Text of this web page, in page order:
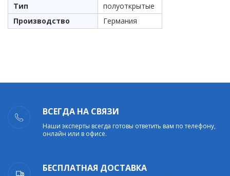
Тип
полуоткрытые
Производство
Германия
ВСЕГДА НА СВЯЗИ
Наши эксперты всегда готовы ответить вам по телефону,
онлайн или в офисе.
БЕСПЛАТНАЯ ДОСТАВКА